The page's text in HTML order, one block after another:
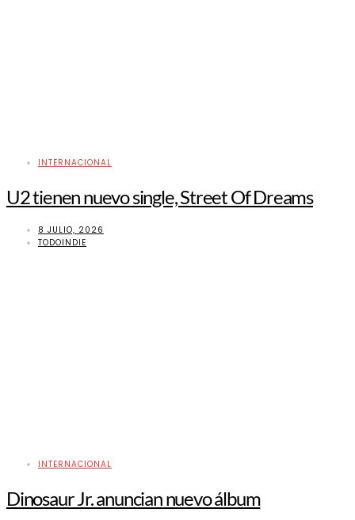
INTERNACIONAL
U2 tienen nuevo single, Street Of Dreams
8 JULIO, 2026
TODOINDIE
INTERNACIONAL
Dinosaur Jr. anuncian nuevo álbum